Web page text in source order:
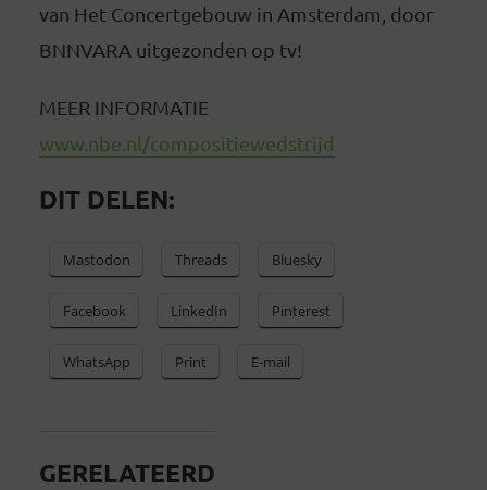
van Het Concertgebouw in Amsterdam, door
BNNVARA uitgezonden op tv!
MEER INFORMATIE
www.nbe.nl/compositiewedstrijd
DIT DELEN:
Mastodon Threads Bluesky
Facebook LinkedIn Pinterest
WhatsApp Print E-mail
GERELATEERD